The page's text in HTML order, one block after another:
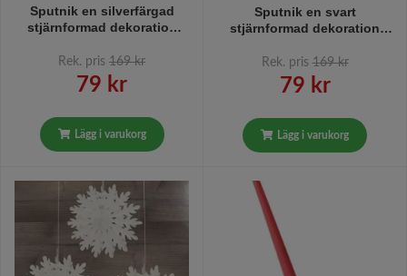
Sputnik en silverfärgad
stjärnformad dekoration
Rek. pris 169 kr
79 kr
Lägg i varukorg
Sputnik en svart
stjärnformad dekoration
Rek. pris 169 kr
79 kr
Lägg i varukorg